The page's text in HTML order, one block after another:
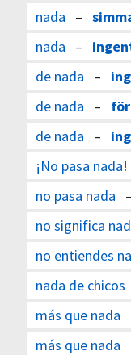
nada –
nada –
de nada –
de nada –
de nada –
¡No pasa nada!
no pasa nada
no significa
no entiendes
nada de chicos
más que nada
más que nada